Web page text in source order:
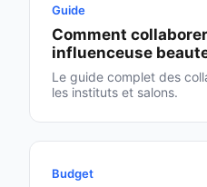
Guide
Comment
influenceuse
Le guide complet des
les instituts et salons.
Budget